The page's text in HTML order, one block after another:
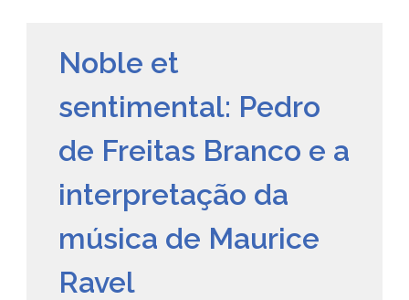
Noble et
sentimental: Pedro
de Freitas Branco e a
interpretação da
música de Maurice
Ravel